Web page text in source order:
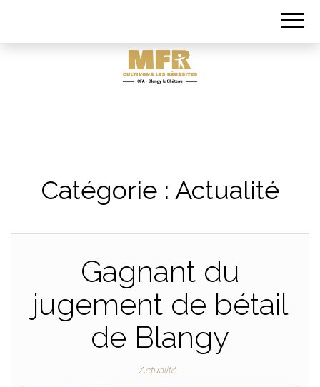
CHÂTEAU
Catégorie : Actualité
Gagnant du
jugement de bétail
de Blangy
Actualité